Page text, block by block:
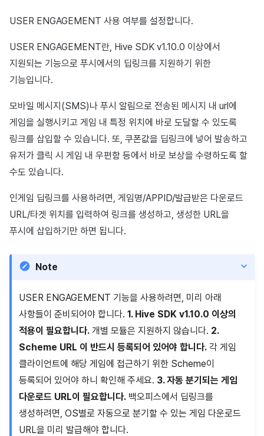
USER ENGAGEMENT 사용 여부를 설정합니다.
USER ENGAGEMENT란, Hive SDK v1.10.0 이상에서
지원되는 기능으로 푸시에서의 딥링크를 지원하기 위한
기능입니다.
모바일 메시지(SMS)나 푸시 알림으로 전송된 메시지 내 url에
게임을 실행시키고 게임 내 특정 위치에 바로 도달할 수 있도록
링크를 삽입할 수 있습니다. 또, 쿠폰값을 딥링크에 넣어 발송하고
유저가 클릭 시 게임 내 우편함 등에서 바로 보상을 수령하도록 할
수도 있습니다.
인게임 딥링크를 사용하려면, 게임명/APPID/발급받은 다운로드
URL/타겟 위치를 입력하여 링크를 생성하고, 생성한 URL을
푸시에 삽입하기만 하면 됩니다.
Note
USER ENGAGEMENT 기능을 사용하려면, 미리 아래
사항들이 준비되어야 합니다. 1. Hive SDK v1.10.0 이상의
적용이 필요합니다. 개별 모듈은 지원하지 않습니다. 2.
Scheme URL 이 반드시 등록되어 있어야 합니다. 각 게임
클라이언트에 해당 게임에 접근하기 위한 Scheme이
등록되어 있어야 하니 확인해 주세요. 3. 자동 분기되는 게임
다운로드 URL이 필요합니다. 백오피스에서 딥링크를
생성하려면, OS별로 자동으로 분기할 수 있는 게임 다운로드
URL을 미리 발급해야 합니다.